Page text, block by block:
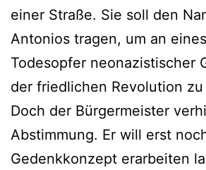
einer Straße. Sie soll den
Antonios tragen, um an
Todesopfer neonazistischer
der friedlichen Revolution
Doch der Bürgermeister
Abstimmung. Er will erst
Gedenkkonzept erarbeiten